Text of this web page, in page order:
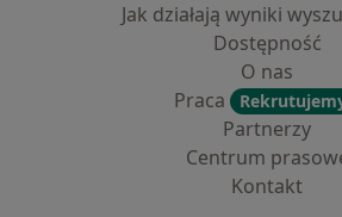
Jak działają wyniki
Dostępność
O nas
Praca
Partnerzy
Centrum
Kontakt